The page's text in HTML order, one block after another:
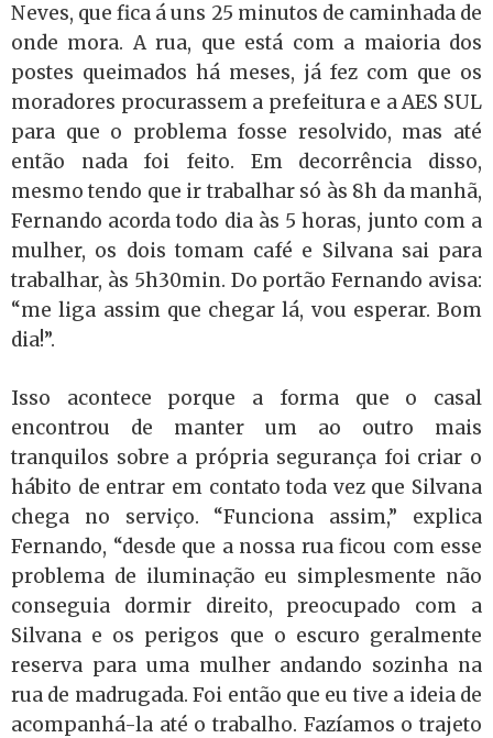
Neves, que fica á uns 25 minutos de caminhada de
onde mora. A rua, que está com a maioria dos
postes queimados há meses, já fez com que os
moradores procurassem a prefeitura e a AES SUL
para que o problema fosse resolvido, mas até
então nada foi feito. Em decorrência disso,
mesmo tendo que ir trabalhar só às 8h da manhã,
Fernando acorda todo dia às 5 horas, junto com a
mulher, os dois tomam café e Silvana sai para
trabalhar, às 5h30min. Do portão Fernando avisa:
“me liga assim que chegar lá, vou esperar. Bom
dia!”.
Isso acontece porque a forma que o casal
encontrou de manter um ao outro mais
tranquilos sobre a própria segurança foi criar o
hábito de entrar em contato toda vez que Silvana
chega no serviço. “Funciona assim,” explica
Fernando, “desde que a nossa rua ficou com esse
problema de iluminação eu simplesmente não
conseguia dormir direito, preocupado com a
Silvana e os perigos que o escuro geralmente
reserva para uma mulher andando sozinha na
rua de madrugada. Foi então que eu tive a ideia de
acompanhá-la até o trabalho. Fazíamos o trajeto